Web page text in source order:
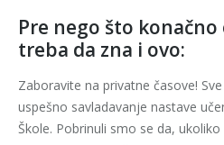
Pre nego što
treba da zna i ovo:
Zaboravite na privatne časove!
uspešno savladavanje nastave
Škole. Pobrinuli smo se da,